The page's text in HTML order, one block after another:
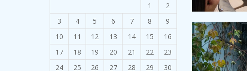
1
2
3
4 5 6 7 8
9
10
11 12 13 14 15
16
17
18 19 20 21 22
23
24
25 26 27 28 29
30